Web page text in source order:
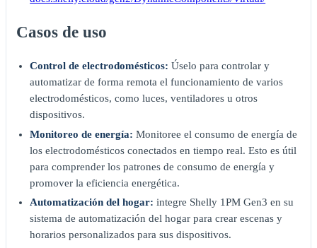
Casos de uso
Control de electrodomésticos: Úselo para controlar y
automatizar de forma remota el funcionamiento de varios
electrodomésticos, como luces, ventiladores u otros
dispositivos.
Monitoreo de energía: Monitoree el consumo de energía de
los electrodomésticos conectados en tiempo real. Esto es útil
para comprender los patrones de consumo de energía y
promover la eficiencia energética.
Automatización del hogar: integre Shelly 1PM Gen3 en su
sistema de automatización del hogar para crear escenas y
horarios personalizados para sus dispositivos.